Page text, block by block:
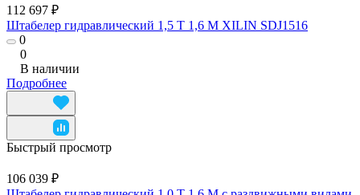
112 697 ₽
Штабелер гидравлический 1,5 Т 1,6 М XILIN SDJ1516
0
0
В наличии
Подробнее
Быстрый просмотр
106 039 ₽